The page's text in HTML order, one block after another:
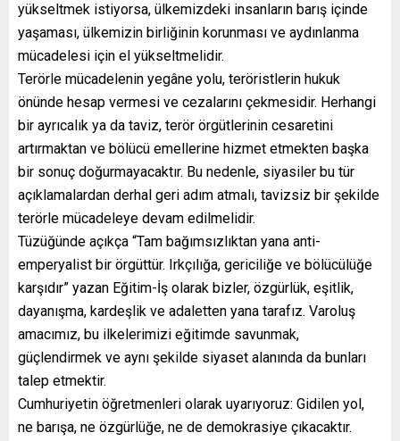
yükseltmek istiyorsa, ülkemizdeki insanların barış içinde
yaşaması, ülkemizin birliğinin korunması ve aydınlanma
mücadelesi için el yükseltmelidir.
Terörle mücadelenin yegâne yolu, teröristlerin hukuk
önünde hesap vermesi ve cezalarını çekmesidir. Herhangi
bir ayrıcalık ya da taviz, terör örgütlerinin cesaretini
artırmaktan ve bölücü emellerine hizmet etmekten başka
bir sonuç doğurmayacaktır. Bu nedenle, siyasiler bu tür
açıklamalardan derhal geri adım atmalı, tavizsiz bir şekilde
terörle mücadeleye devam edilmelidir.
Tüzüğünde açıkça “Tam bağımsızlıktan yana anti-
emperyalist bir örgüttür. Irkçılığa, gericiliğe ve bölücülüğe
karşıdır” yazan Eğitim-İş olarak bizler, özgürlük, eşitlik,
dayanışma, kardeşlik ve adaletten yana tarafız. Varoluş
amacımız, bu ilkelerimizi eğitimde savunmak,
güçlendirmek ve aynı şekilde siyaset alanında da bunları
talep etmektir.
Cumhuriyetin öğretmenleri olarak uyarıyoruz: Gidilen yol,
ne barışa, ne özgürlüğe, ne de demokrasiye çıkacaktır.